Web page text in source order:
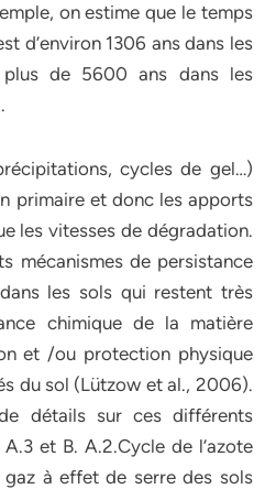
on estime que le temps
d’environ 1306 ans dans les
de 5600 ans dans les
cycles de gel…)
primaire et donc les apports
les vitesses de dégradation.
mécanismes de persistance
les sols qui restent très
chimique de la matière
et /ou protection physique
du sol (Lützow et al., 2006).
détails sur ces différents
et B. A.2.Cycle de l’azote
à effet de serre des sols